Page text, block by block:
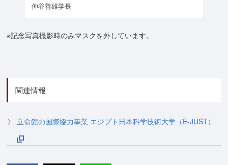
仲谷善雄学長
※記念写真撮影時のみマスクを外しています。
関連情報
立命館の国際協力事業 エジプト日本科学技術大学（E-JUST）